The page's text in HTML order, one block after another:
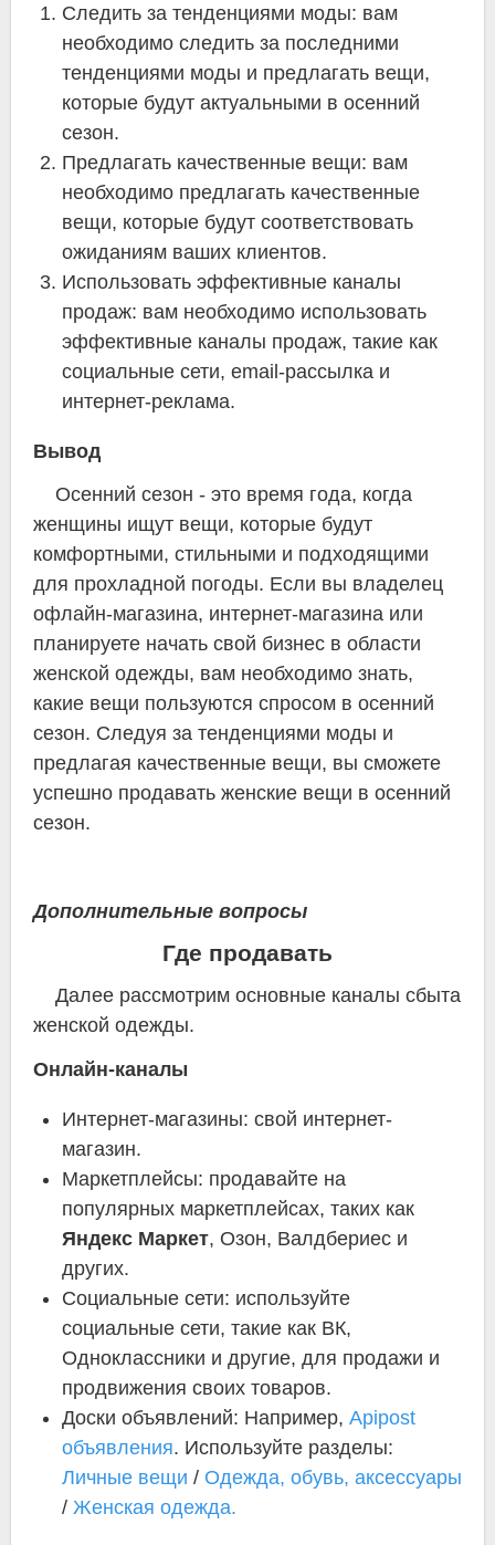
Следить за тенденциями моды: вам
необходимо следить за последними
тенденциями моды и предлагать вещи,
которые будут актуальными в осенний
сезон.
Предлагать качественные вещи: вам
необходимо предлагать качественные
вещи, которые будут соответствовать
ожиданиям ваших клиентов.
Использовать эффективные каналы
продаж: вам необходимо использовать
эффективные каналы продаж, такие как
социальные сети, email-рассылка и
интернет-реклама.
Вывод
Осенний сезон - это время года, когда
женщины ищут вещи, которые будут
комфортными, стильными и подходящими
для прохладной погоды. Если вы владелец
офлайн-магазина, интернет-магазина или
планируете начать свой бизнес в области
женской одежды, вам необходимо знать,
какие вещи пользуются спросом в осенний
сезон. Следуя за тенденциями моды и
предлагая качественные вещи, вы сможете
успешно продавать женские вещи в осенний
сезон.
Дополнительные вопросы
Где продавать
Далее рассмотрим основные каналы сбыта
женской одежды.
Онлайн-каналы
Интернет-магазины: свой интернет-
магазин.
Маркетплейсы: продавайте на
популярных маркетплейсах, таких как
Яндекс Маркет, Озон, Валдбериес и
других.
Социальные сети: используйте
социальные сети, такие как ВК,
Одноклассники и другие, для продажи и
продвижения своих товаров.
Доски объявлений: Например, Apipost
объявления. Используйте разделы:
Личные вещи / Одежда, обувь, аксессуары
/ Женская одежда.